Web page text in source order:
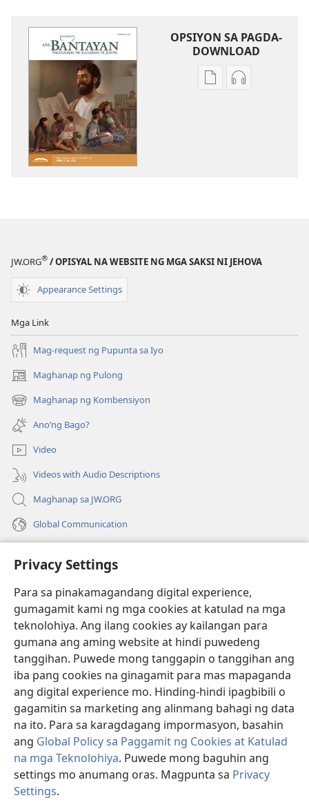
Privacy Settings
Para sa pinakamagandang digital experience,
gumagamit kami ng mga cookies at katulad na mga
teknolohiya. Ang ilang cookies ay kailangan para
gumana ang aming website at hindi puwedeng
tanggihan. Puwede mong tanggapin o tanggihan ang
iba pang cookies na ginagamit para mas mapaganda
ang digital experience mo. Hinding-hindi ipagbibili o
gagamitin sa marketing ang alinmang bahagi ng data
na ito. Para sa karagdagang impormasyon, basahin
ang Global Policy sa Paggamit ng Cookies at Katulad
na mga Teknolohiya. Puwede mong baguhin ang
settings mo anumang oras. Magpunta sa Privacy
Settings.
OPSIYON SA PAGDA-
DOWNLOAD
Opsiyon
SA
Opsiyon
SA
JW.ORG® / OPISYAL NA WEBSITE NG MGA SAKSI NI JEHOVA
Appearance Settings
Mga Link
Mag-request ng Pupunta sa Iyo
Maghanap ng Pulong
(may
bubukas
na
bagong
window)
Maghanap ng Kombensiyon
(may
bubukas
na
bagong
window)
Ano’ng Bago?
Video
Videos with Audio Descriptions
Maghanap sa JW.ORG
Global Communication
(may
na
bagong
window)
Watchtower ONLINE LIBRARY™
(may
bubukas
na
bagong
window)
JW Hub ®
(may
bubukas
bagong
window)
JW Library ®
Watchtower Library®
Copyright© 2026 Watch Tower Bible and Tract Society of Pennsylvania.
KASUNDUAN SA PAGGAMIT